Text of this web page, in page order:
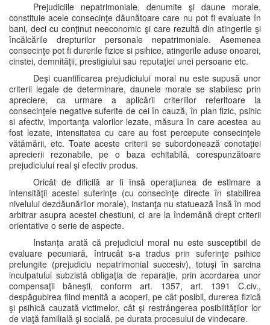
Prejudiciile nepatrimoniale, denumite şi daune morale,
constituie acele consecinţe dăunătoare care nu pot fi evaluate în
bani, deci cu conţinut neeconomic şi care rezultă din atingerile şi
încălcările drepturilor personale nepatrimoniale. Asemenea
consecinţe pot fi durerile fizice si psihice, atingerile aduse onoarei,
cinstei, demnităţii, prestigiului sau reputaţiei unei persoane etc.
Deşi cuantificarea prejudiciului moral nu este supusă unor
criterii legale de determinare, daunele morale se stabilesc prin
apreciere, ca urmare a aplicării criteriilor referitoare la
consecinţele negative suferite de cei în cauză, în plan fizic, psihic
si afectiv, importanţa valorilor lezate, măsura în care acestea au
fost lezate, intensitatea cu care au fost percepute consecinţele
vătămării, etc. Toate aceste criterii se subordonează conotaţiei
aprecierii rezonabile, pe o baza echitabilă, corespunzătoare
prejudiciului real şi efectiv produs.
Oricât de dificilă ar fi însă operaţiunea de estimare a
intensităţii acestei suferinţe (cu consecinţe directe în stabilirea
nivelului dezdăunărilor morale), instanţa nu statuează însă în mod
arbitrar asupra acestei chestiuni, ci are la îndemână drept criterii
orientative o serie de aspecte.
Instanța arată că prejudiciul moral nu este susceptibil de
evaluare pecuniară, întrucât s-a tradus prin suferinţe psihice
prelungite (prejudiciu nepatrimonial succesiv), totuşi în sarcina
inculpatului subzistă obligaţia de reparaţie, prin acordarea unor
compensaţii băneşti, conform art. 1357, art. 1391 C.civ.,
despăgubirea fiind menită a acoperi, pe cât posibil, durerea fizică
şi psihică cauzată victimelor, cât şi restrângerea posibilităţilor lor
de viaţă familială şi socială, pe durata procesului de vindecare.